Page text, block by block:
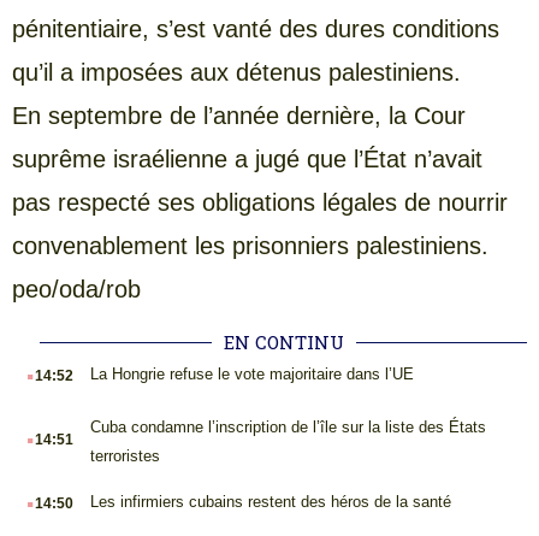
pénitentiaire, s’est vanté des dures conditions
qu’il a imposées aux détenus palestiniens.
En septembre de l’année dernière, la Cour
suprême israélienne a jugé que l’État n’avait
pas respecté ses obligations légales de nourrir
convenablement les prisonniers palestiniens.
peo/oda/rob
EN CONTINU
.14:52 La Hongrie refuse le vote majoritaire dans l’UE
.14:51
Cuba condamne l’inscription de l’île sur la liste des États
terroristes
.14:50 Les infirmiers cubains restent des héros de la santé